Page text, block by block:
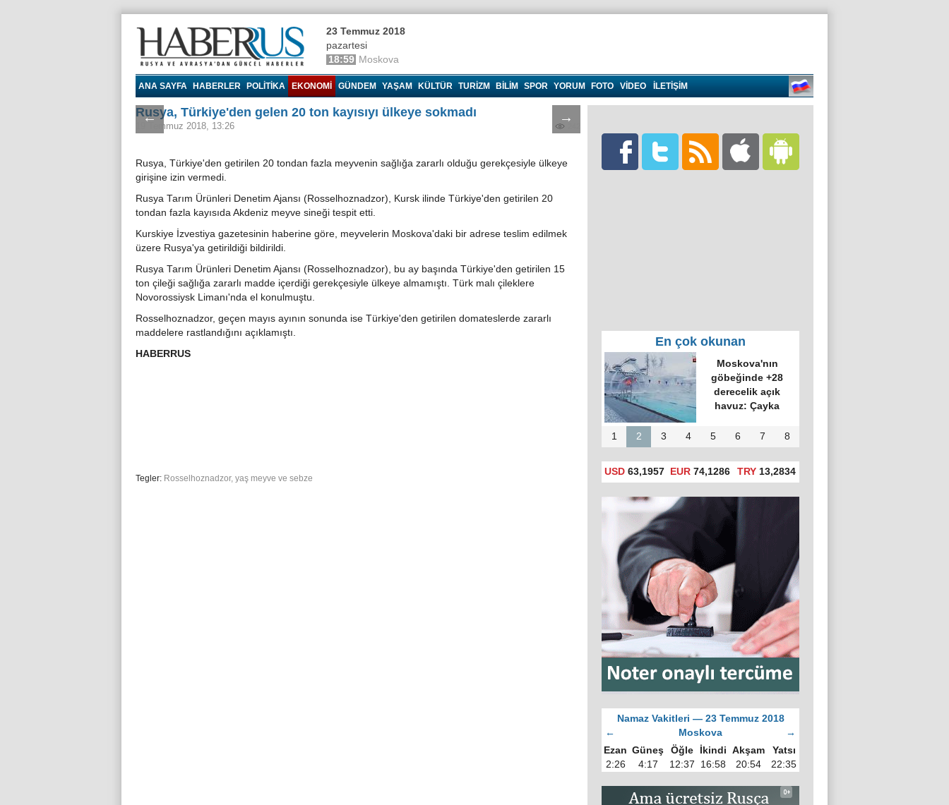
Haberrus.com
23 Temmuz 2018
pazartesi
18:59 Moskova
ANA SAYFA HABERLER POLITIKA EKONOMI GÜNDEM YAŞAM KÜLTÜR TURIZM BILIM SPOR YORUM FOTO VIDEO İLETİŞİM
← →
Rusya, Türkiye'den gelen 20 ton kayısıyı ülkeye sokmadı
19 Temmuz 2018, 13:26
Rusya, Türkiye'den getirilen 20 tondan fazla meyvenin sağlığa zararlı olduğu gerekçesiyle ülkeye
girişine izin vermedi.
Rusya Tarım Ürünleri Denetim Ajansı (Rosselhoznadzor), Kursk ilinde Türkiye'den getirilen 20
tondan fazla kayısıda Akdeniz meyve sineği tespit etti.
Kurskiye İzvestiya gazetesinin haberine göre, meyvelerin Moskova'daki bir adrese teslim edilmek
üzere Rusya'ya getirildiği bildirildi.
Rusya Tarım Ürünleri Denetim Ajansı (Rosselhoznadzor), bu ay başında Türkiye'den getirilen 15
ton çileği sağlığa zararlı madde içerdiği gerekçesiyle ülkeye almamıştı. Türk malı çileklere
Novorossiysk Limanı'nda el konulmuştu.
Rosselhoznadzor, geçen mayıs ayının sonunda ise Türkiye'den getirilen domateslerde zararlı
maddelere rastlandığını açıklamıştı.
HABERRUS
Tegler: Rosselhoznadzor, yaş meyve ve sebze
En çok okunan
Moskova'nın
göbeğinde +28
derecelik açık
havuz: Çayka
1 2 3 4 5 6 7 8
USD 63,1957 EUR 74,1286 TRY13,2834
Namaz Vakitleri — 23 Temmuz 2018
←
Moskova
→
Ezan Güneş Öğle İkindi Akşam
Yatsı
2:26
4:17 12:37 16:58 20:54 22:35